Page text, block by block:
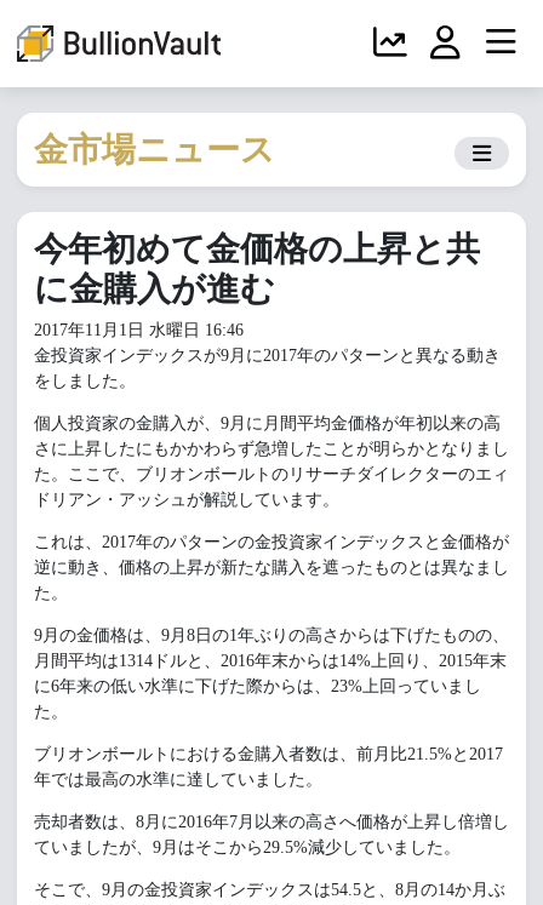
金市場ニュース
今年初めて金価格の上昇と共
に金購入が進む
2017年11月1日 水曜日 16:46
金投資家インデックスが9月に2017年のパターンと異なる動き
をしました。
個人投資家の金購入が、9月に月間平均金価格が年初以来の高
さに上昇したにもかかわらず急増したことが明らかとなりまし
た。ここで、ブリオンボールトのリサーチダイレクターのエィ
ドリアン・アッシュが解説しています。
これは、2017年のパターンの金投資家インデックスと金価格が
逆に動き、価格の上昇が新たな購入を遮ったものとは異なまし
た。
9月の金価格は、9月8日の1年ぶりの高さからは下げたものの、
月間平均は1314ドルと、2016年末からは14%上回り、2015年末
に6年来の低い水準に下げた際からは、23%上回っていまし
た。
ブリオンボールトにおける金購入者数は、前月比21.5%と2017
年では最高の水準に達していました。
売却者数は、8月に2016年7月以来の高さへ価格が上昇し倍増し
ていましたが、9月はそこから29.5%減少していました。
そこで、9月の金投資家インデックスは54.5と、8月の14か月ぶ